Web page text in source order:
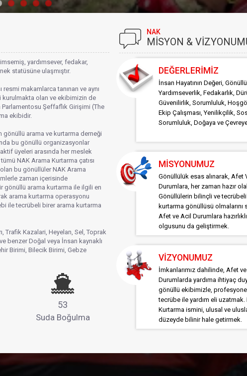
yardımsever, fedakar,
statüsüne ulaşmıştır.
makamlarca tanınan ve aynı
olan ve ekibimizin de
Şeffaflık Girişimi (The
ekibidir.
gönüllü arama ve kurtarma derneği
bu gönüllü organizasyonlar
üyeleri arasında her meslek
NAK Arama Kurtarma çatısı
bu gönüllüler NAK Arama
zaman içerisinde
gönüllü arama kurtarma ile ilgili en
arama kurtarma operasyonu
ile tecrübeli birer arama kurtarma
Trafik Kazalari, Heyelan, Sel, Toprak
benzer Doğal veya İnsan kaynaklı
Birimi, Bilecik Birimi, Gebze
53
Suda Boğulma
NAK
MİSYON &
DEĞERLERİMİZ
İnsan Hayatının Değeri,
Yardımseverlik, Fedakarlık,
Güvenilirlik, Sorumluluk,
Ekip Çalışması, Yenilikçilik,
Sorumluluk, Doğaya ve
MİSYONUMUZ
Gönüllülük esas alınarak, Afet
Durumlara, her zaman hazır
Gönüllülerin bilinçli ve
kurtarma gönüllüsü olmalarını
Afet ve Acil Durumlara
olgusunu da geliştirmek.
VİZYONUMUZ
İmkanlarımız dahilinde, Afet
Durumlarda yardıma ihtiyaç
gönüllü ekibimizle,
tecrübe ile yardım eli uzatmak.
Kurtarma ismini, ulusal ve
düzeyde bilinir hale getirmek.